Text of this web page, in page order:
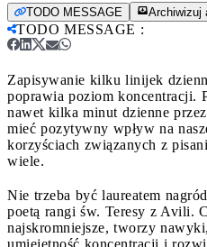
TODO MESSAGE Archiwizuj
TODO MESSAGE :
Zapisywanie kilku linijek
poprawia poziom koncentracji.
nawet kilka minut dzienne
mieć pozytywny wpływ na
korzyściach związanych z
wiele.
Nie trzeba być laureatem
poetą rangi św. Teresy z Avili.
najskromniejsze, tworzy
umiejętność koncentracji i